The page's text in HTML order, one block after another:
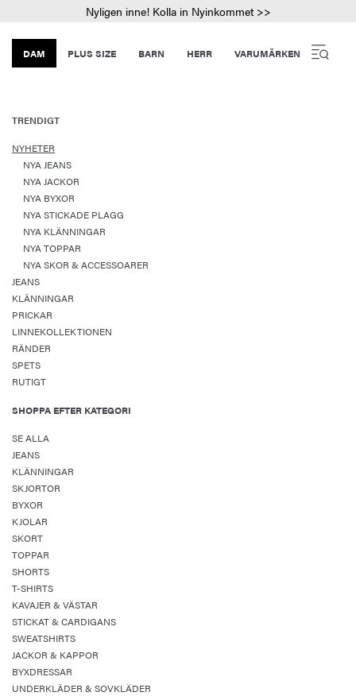
Nyligen inne! Kolla in Nyinkommet >>
DAM PLUS SIZE BARN HERR VARUMÄRKEN
TRENDIGT
NYHETER
NYA JEANS
NYA JACKOR
NYA BYXOR
NYA STICKADE PLAGG
NYA KLÄNNINGAR
NYA TOPPAR
NYA SKOR & ACCESSOARER
JEANS
KLÄNNINGAR
PRICKAR
LINNEKOLLEKTIONEN
RÄNDER
SPETS
RUTIGT
SHOPPA EFTER KATEGORI
SE ALLA
JEANS
KLÄNNINGAR
SKJORTOR
BYXOR
KJOLAR
SKORT
TOPPAR
SHORTS
T-SHIRTS
KAVAJER & VÄSTAR
STICKAT & CARDIGANS
SWEATSHIRTS
JACKOR & KAPPOR
BYXDRESSAR
UNDERKLÄDER & SOVKLÄDER